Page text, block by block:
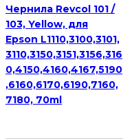
Чернила Revcol 101 /
103, Yellow, для
Epson L1110,3100,3101,
3110,3150,3151,3156,316
0,4150,4160,4167,5190
,6160,6170,6190,7160,
7180, 70ml